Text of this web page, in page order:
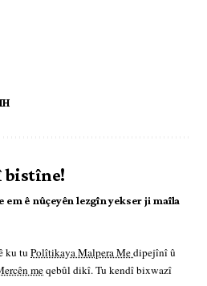
bistîne!
em ê nûçeyên lezgîn yekser ji maîla
ku tu Polîtikaya Malpera Medipejînî û
meqebûl dikî. Tu kendî bixwazî